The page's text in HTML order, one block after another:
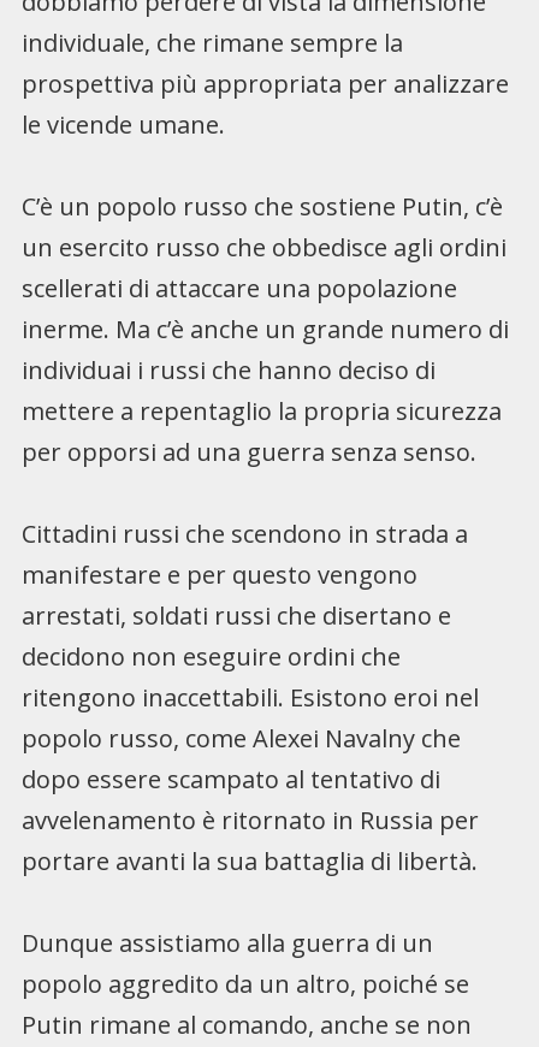
individuale, che rimane sempre la
prospettiva più appropriata per analizzare
le vicende umane.
C’è un popolo russo che sostiene Putin, c’è
un esercito russo che obbedisce agli ordini
scellerati di attaccare una popolazione
inerme. Ma c’è anche un grande numero di
individuai i russi che hanno deciso di
mettere a repentaglio la propria sicurezza
per opporsi ad una guerra senza senso.
Cittadini russi che scendono in strada a
manifestare e per questo vengono
arrestati, soldati russi che disertano e
decidono non eseguire ordini che
ritengono inaccettabili. Esistono eroi nel
popolo russo, come Alexei Navalny che
dopo essere scampato al tentativo di
avvelenamento è ritornato in Russia per
portare avanti la sua battaglia di libertà.
Dunque assistiamo alla guerra di un
popolo aggredito da un altro, poiché se
Putin rimane al comando, anche se non